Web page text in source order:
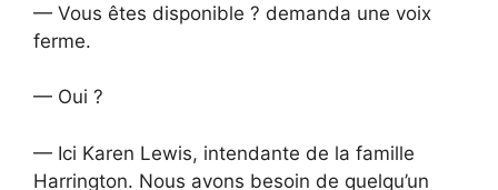
— Vous êtes disponible ? demanda une voix
ferme.
— Oui ?
— Ici Karen Lewis, intendante de la famille
Harrington. Nous avons besoin de quelqu’un